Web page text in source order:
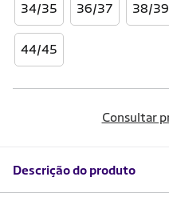
34/35 36/37 38/39
44/45
Consultar
Descrição do produto